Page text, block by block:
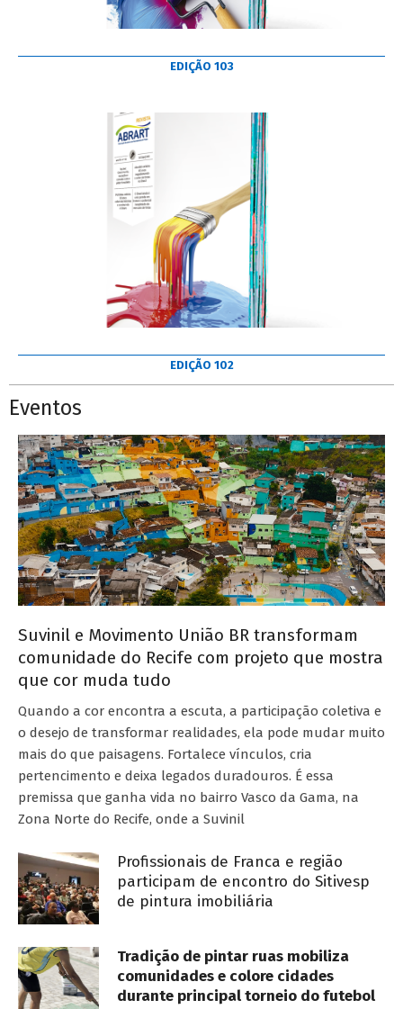
EDIÇÃO 103
EDIÇÃO 102
Eventos
Suvinil e Movimento União BR transformam
comunidade do Recife com projeto que mostra
que cor muda tudo
Quando a cor encontra a escuta, a participação coletiva e
o desejo de transformar realidades, ela pode mudar muito
mais do que paisagens. Fortalece vínculos, cria
pertencimento e deixa legados duradouros. É essa
premissa que ganha vida no bairro Vasco da Gama, na
Zona Norte do Recife, onde a Suvinil
Profissionais de Franca e região
participam de encontro do Sitivesp
de pintura imobiliária
Tradição de pintar ruas mobiliza
comunidades e colore cidades
durante principal torneio do futebol